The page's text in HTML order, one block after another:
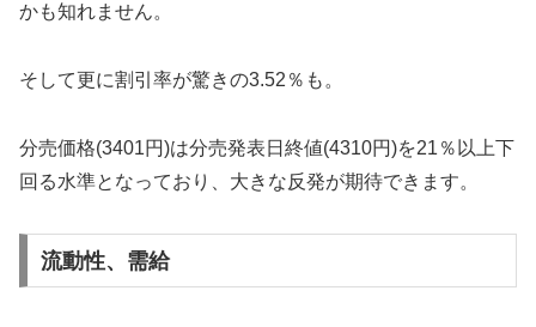
かも知れません。
そして更に割引率が驚きの3.52％も。
分売価格(3401円)は分売発表日終値(4310円)を21％以上下
回る水準となっており、大きな反発が期待できます。
流動性、需給